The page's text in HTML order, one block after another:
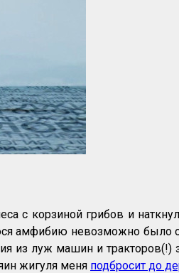
с корзиной грибов и
амфибию невозможно было
из луж машин и
жигуля меня подбросит до